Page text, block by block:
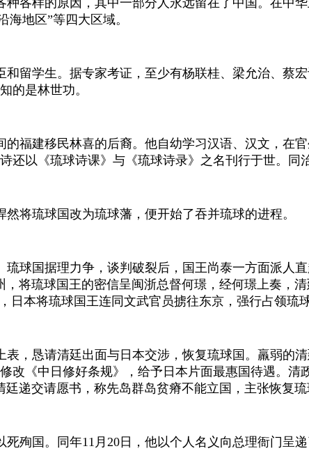
海地区”等四大区域。
留学生。据专家考证，至少有杨联桂、梁允治、蔡
的是林世功。
福建移民林喜的后裔。他自幼学习汉语、汉文，在
还以《琉球诗课》与《琉球诗录》之名刊行于世。同
然将琉球国改为琉球藩，便开始了吞并琉球的进程。
球国据理力争，谈判破裂后，国王尚泰一方面派人
，将琉球国王的密信呈闽浙总督何璟，经何璟上奏，
日本将琉球国王连同文武官员掳往东京，强行占领琉球
表，恳请清廷出面与日本交涉，恢复琉球国。羸弱的
改《中日修好条规》，给予日本片面最惠国待遇。
廷递交请愿书，称先岛群岛贫瘠不能立国，主张恢复琉
死殉国。同年11 月 20日，他以个人名义向总理衙门呈